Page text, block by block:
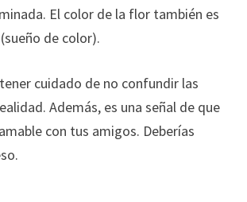
El color de la flor también es
de color).
cuidado de no confundir las
Además, es una señal de que
con tus amigos. Deberías